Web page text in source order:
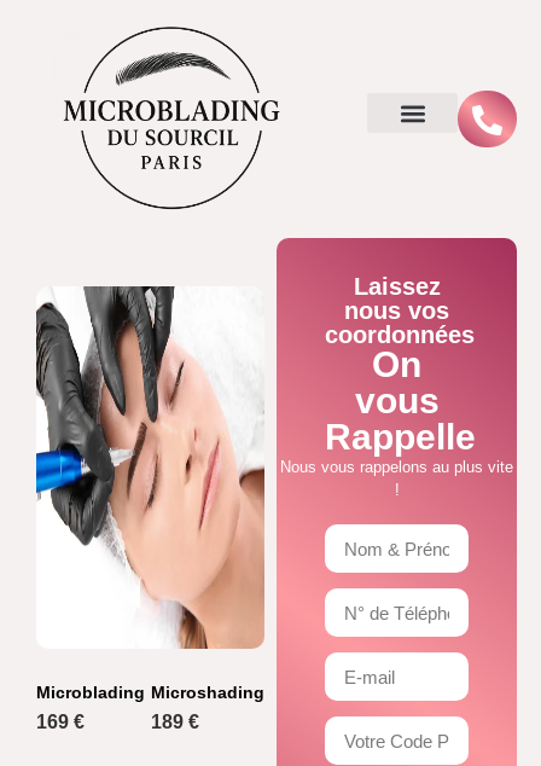
Microblading
169 €
Microshading
189 €
Laissez
nous vos
coordonnées
On
vous
Rappelle
Nous vous rappelons au plus vite
!